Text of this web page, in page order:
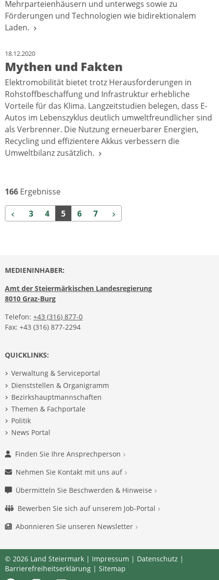
Mehrparteienhäusern und unterwegs sowie zu
Förderungen und Technologien wie bidirektionalem
Laden.
18.12.2020
Mythen und Fakten
Elektromobilität bietet trotz Herausforderungen in
Rohstoffbeschaffung und Infrastruktur erhebliche
Vorteile für das Klima. Langzeitstudien belegen, dass E-
Autos im Lebenszyklus deutlich umweltfreundlicher sind
als Verbrenner. Die Nutzung erneuerbarer Energien,
Recycling und effizientere Akkus verbessern die
Umweltbilanz zusätzlich.
166 Ergebnisse
Zurück
3 4 5 6 7 Weiter
MEDIENINHABER:
Amt der Steiermärkischen Landesregierung
8010 Graz-Burg
Telefon: +43 (316) 877-0
Fax: +43 (316) 877-2294
QUICKLINKS:
Verwaltung & Serviceportal
Dienststellen & Organigramm
Bezirkshauptmannschaften
Themen & Fachportale
Politik
News Portal
Finden Sie Ihre Ansprechperson
Nehmen Sie Kontakt mit uns auf
Übermitteln Sie Beschwerden & Hinweise
Bewerben Sie sich auf unserem Job-Portal
Abonnieren Sie unseren Newsletter
© 2026 Land Steiermark | Impressum | Datenschutz |
Barrierefreiheitserklärung | Sitemap